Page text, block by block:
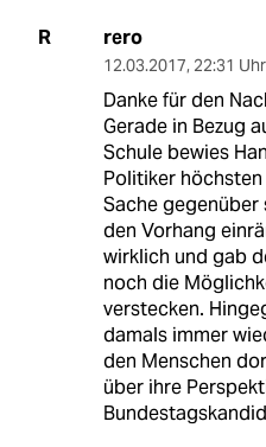
R rero
12.03.2017, 22:31 Uhr
Danke für den
Gerade in Bezug
Schule bewies
Politiker
Sache
den Vorhang
wirklich und gab
noch die
verstecken.
damals immer
den Menschen
über ihre